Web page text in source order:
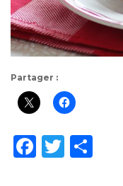
Partager :
F T